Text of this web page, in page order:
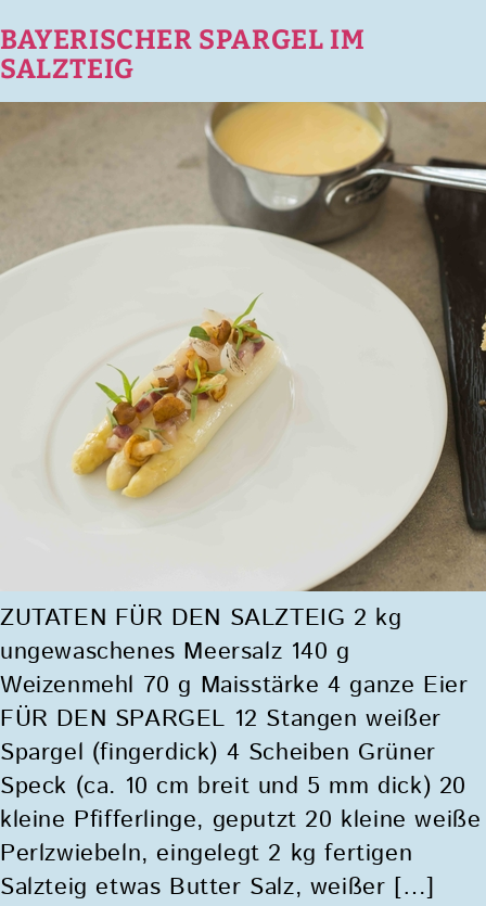
BAYERISCHER SPARGEL IM
SALZTEIG
ZUTATEN FÜR DEN SALZTEIG 2 kg
ungewaschenes Meersalz 140 g
Weizenmehl 70 g Maisstärke 4 ganze Eier
FÜR DEN SPARGEL 12 Stangen weißer
Spargel (fingerdick) 4 Scheiben Grüner
Speck (ca. 10 cm breit und 5 mm dick) 20
kleine Pfifferlinge, geputzt 20 kleine weiße
Perlzwiebeln, eingelegt 2 kg fertigen
Salzteig etwas Butter Salz, weißer […]